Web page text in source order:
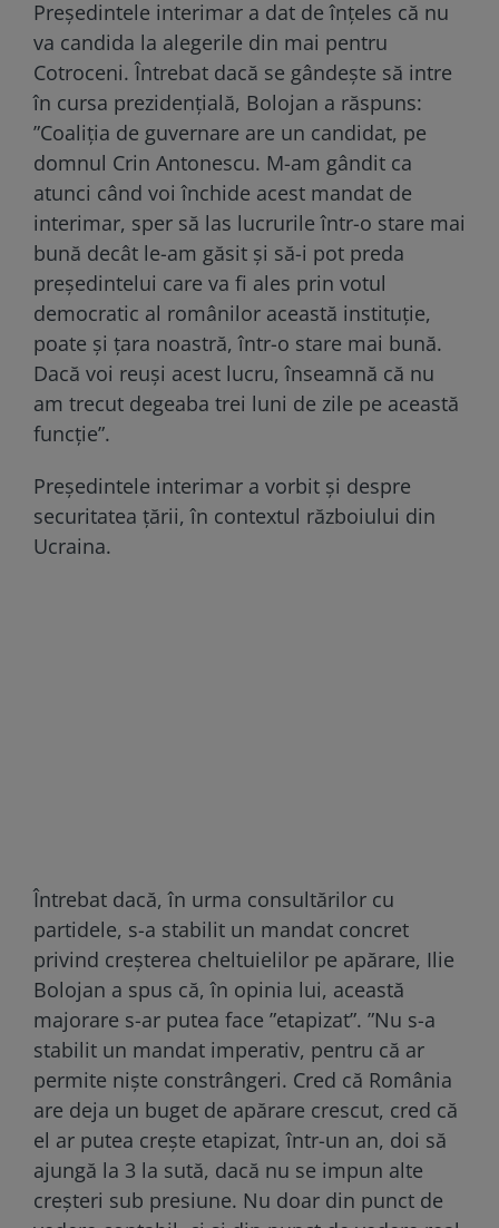
Președintele interimar a dat de înțeles că nu
va candida la alegerile din mai pentru
Cotroceni. Întrebat dacă se gândește să intre
în cursa prezidențială, Bolojan a răspuns:
”Coaliţia de guvernare are un candidat, pe
domnul Crin Antonescu. M-am gândit ca
atunci când voi închide acest mandat de
interimar, sper să las lucrurile într-o stare mai
bună decât le-am găsit şi să-i pot preda
preşedintelui care va fi ales prin votul
democratic al românilor această instituţie,
poate şi ţara noastră, într-o stare mai bună.
Dacă voi reuşi acest lucru, înseamnă că nu
am trecut degeaba trei luni de zile pe această
funcţie”.
Președintele interimar a vorbit și despre
securitatea țării, în contextul războiului din
Ucraina.
Întrebat dacă, în urma consultărilor cu
partidele, s-a stabilit un mandat concret
privind creșterea cheltuielilor pe apărare, Ilie
Bolojan a spus că, în opinia lui, această
majorare s-ar putea face ”etapizat”. ”Nu s-a
stabilit un mandat imperativ, pentru că ar
permite niște constrângeri. Cred că România
are deja un buget de apărare crescut, cred că
el ar putea crește etapizat, într-un an, doi să
ajungă la 3 la sută, dacă nu se impun alte
creșteri sub presiune. Nu doar din punct de